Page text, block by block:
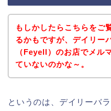
もしかしたらこちらをご
るかもですが、デイリー
（Feyell）のお店でメル
ていないのかな～。
というのは、デイリーバ